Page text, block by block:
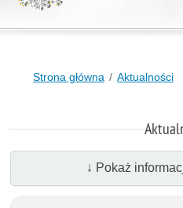
Strona główna Aktualności
↓ Pokaż